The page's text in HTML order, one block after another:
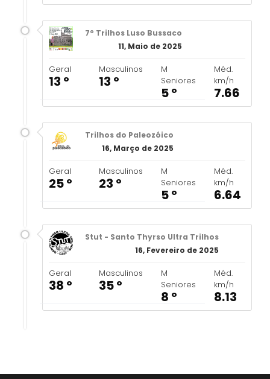
7º Trilhos Luso Bussaco
11, Maio de 2025
Geral
13 º
Masculinos
13 º
M
Seniores
5 º
Méd.
km/h
7.66
Trilhos do Paleozóico
16, Março de 2025
Geral
25 º
Masculinos
23 º
M
Seniores
5 º
Méd.
km/h
6.64
Stut - Santo Thyrso Ultra Trilhos
16, Fevereiro de 2025
Geral
38 º
Masculinos
35 º
M
Seniores
8 º
Méd.
km/h
8.13